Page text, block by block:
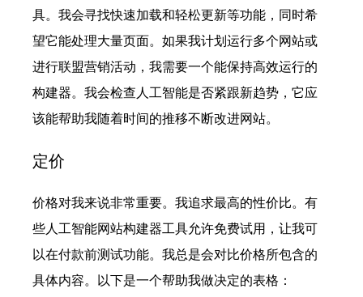
具。我会寻找快速加载和轻松更新等功能，同时希
望它能处理大量页面。如果我计划运行多个网站或
进行联盟营销活动，我需要一个能保持高效运行的
构建器。我会检查人工智能是否紧跟新趋势，它应
该能帮助我随着时间的推移不断改进网站。
定价
价格对我来说非常重要。我追求最高的性价比。有
些人工智能网站构建器工具允许免费试用，让我可
以在付款前测试功能。我总是会对比价格所包含的
具体内容。以下是一个帮助我做决定的表格：